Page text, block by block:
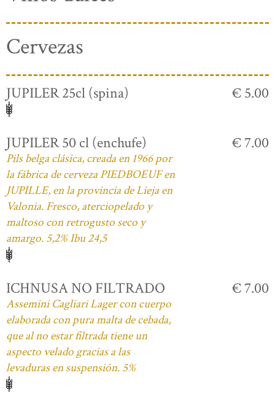
Cervezas
JUPILER 25cl (spina) € 5.00
JUPILER 50 cl (enchufe)
Pils belga clásica, creada en 1966 por
la fábrica de cerveza PIEDBOEUF en
JUPILLE, en la provincia de Lieja en
Valonia. Fresco, aterciopelado y
maltoso con retrogusto seco y
amargo. 5,2% Ibu 24,5
€ 7.00
ICHNUSA NO FILTRADO
Assemini Cagliari Lager con cuerpo
elaborada con pura malta de cebada,
que al no estar filtrada tiene un
aspecto velado gracias a las
levaduras en suspensión. 5%
€ 7.00